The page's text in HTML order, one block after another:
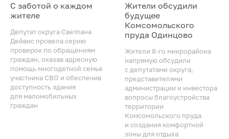
С заботой о каждом
жителе
Депутат округа Светлана
Дейвис провела серию
проверок по обращениям
граждан, оказав адресную
помощь многодетной семье
участника СВО и обеспечив
доступность здания
для маломобильных
граждан
Жители обсудили
будущее
Комсомольского
пруда Одинцово
Жители 8-го микрорайона
напрямую обсудили
с депутатами округа,
представителями
администрации и инвестора
вопросы благоустройства
территории
Комсомольского пруда
и создания комфортной
зоны для отдыха